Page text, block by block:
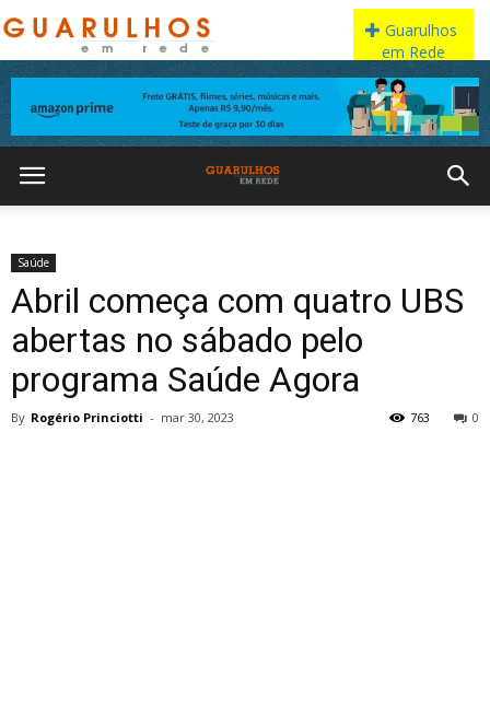
Saúde
Abril começa com quatro UBS
abertas no sábado pelo
programa Saúde Agora
By Rogério Princiotti - mar 30, 2023 0
763